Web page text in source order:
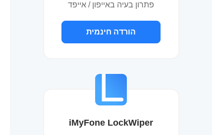
פתרון בעיה באייפון / אייפד
הורדה חינמית
iMyFone LockWiper